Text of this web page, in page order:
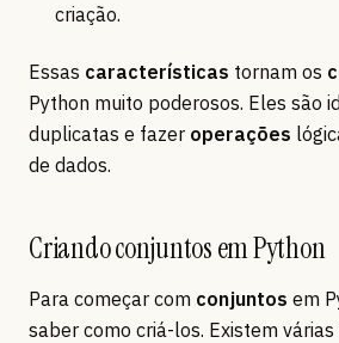
criação.
Essas características tornam os
Python muito poderosos. Eles são
duplicatas e fazer operações
de dados.
Criando conjuntos em Python
Para começar com conjuntos em
saber como criá-los. Existem